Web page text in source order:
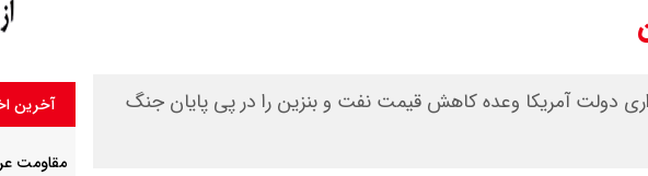
دولت آمریکا وعده کاهش قیمت نفت و بنزین را در پی پایان جنگ
آخرین
مقاومت